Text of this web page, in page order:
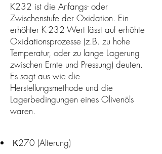
K232 ist die Anfangs- oder
Zwischenstufe der Oxidation. Ein
erhöhter K-232 Wert lässt auf erhöhte
Oxidationsprozesse (z.B. zu hohe
Temperatur, oder zu lange Lagerung
zwischen Ernte und Pressung) deuten.
Es sagt aus wie die
Herstellungsmethode und die
Lagerbedingungen eines Olivenöls
waren.
Κ270 (Alterung)